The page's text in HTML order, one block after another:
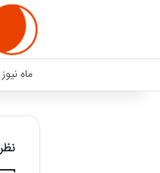
ماه نیوز